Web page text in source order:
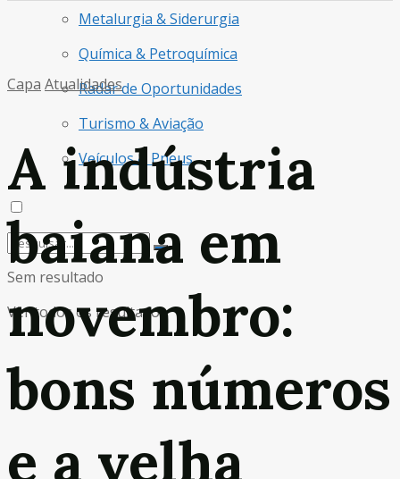
Metalurgia & Siderurgia
Química & Petroquímica
Radar de Oportunidades
Turismo & Aviação
Veículos & Pneus
Sem resultado
Ver todos os resultados
Capa Atualidades
A indústria
baiana em
novembro:
bons números
e a velha